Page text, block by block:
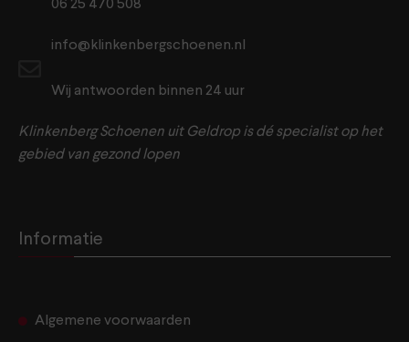
06 25 470 508
info@klinkenbergschoenen.nl
Wij antwoorden binnen 24 uur
Klinkenberg Schoenen uit Geldrop is dé specialist op het
gebied van gezond lopen
Informatie
Algemene voorwaarden